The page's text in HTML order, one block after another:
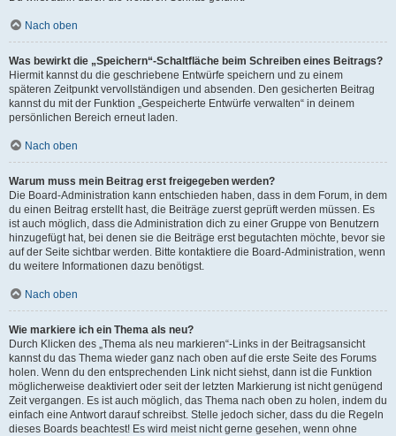
Nach oben
Was bewirkt die „Speichern“-Schaltfläche beim Schreiben eines Beitrags?
Hiermit kannst du die geschriebene Entwürfe speichern und zu einem
späteren Zeitpunkt vervollständigen und absenden. Den gesicherten Beitrag
kannst du mit der Funktion „Gespeicherte Entwürfe verwalten“ in deinem
persönlichen Bereich erneut laden.
Nach oben
Warum muss mein Beitrag erst freigegeben werden?
Die Board-Administration kann entschieden haben, dass in dem Forum, in dem
du einen Beitrag erstellt hast, die Beiträge zuerst geprüft werden müssen. Es
ist auch möglich, dass die Administration dich zu einer Gruppe von Benutzern
hinzugefügt hat, bei denen sie die Beiträge erst begutachten möchte, bevor sie
auf der Seite sichtbar werden. Bitte kontaktiere die Board-Administration, wenn
du weitere Informationen dazu benötigst.
Nach oben
Wie markiere ich ein Thema als neu?
Durch Klicken des „Thema als neu markieren“-Links in der Beitragsansicht
kannst du das Thema wieder ganz nach oben auf die erste Seite des Forums
holen. Wenn du den entsprechenden Link nicht siehst, dann ist die Funktion
möglicherweise deaktiviert oder seit der letzten Markierung ist nicht genügend
Zeit vergangen. Es ist auch möglich, das Thema nach oben zu holen, indem du
einfach eine Antwort darauf schreibst. Stelle jedoch sicher, dass du die Regeln
dieses Boards beachtest! Es wird meist nicht gerne gesehen, wenn ohne